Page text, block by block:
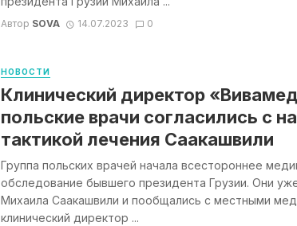
Автор SOVA 14.07.2023 0
НОВОСТИ
Клинический директор
польские врачи согласились с
тактикой лечения Саакашвили
Группа польских врачей начала всестороннее
обследование бывшего президента Грузии. Они
Михаила Саакашвили и пообщались с местными
клинический директор ...